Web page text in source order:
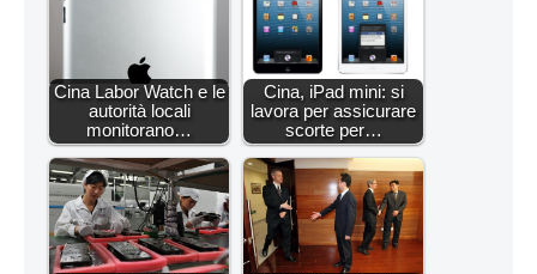
Cina Labor Watch e le
autorità locali
monitorano…
Cina, iPad mini: si
lavora per assicurare
scorte per…